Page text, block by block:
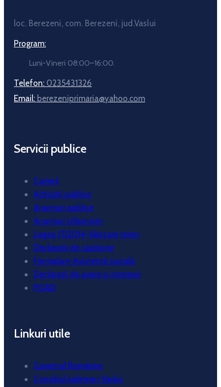
loc. Berezeni, com. Berezeni, jud.Vaslui
Program:
Luni-Vineri 08:00–16:00.
Telefon: 0235431326
Email: berezeniprimaria@yahoo.com
Servicii publice
Carieră
Achizitii publice
Anunțuri publice
Anunțuri Urbanism
Legea 17/2014-Vânzare teren
Declaratii de căsătorie
Formulare-Asistență socială
Declarații de avere si interese
POAD
Linkuri utile
Guvernul României
Consiliul Județean Vaslui